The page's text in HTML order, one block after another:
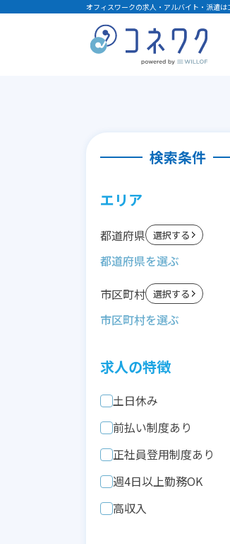
オフィスワークの求人・アルバイト・派遣は
検索条件
エリア
都道府県 選択する
市区町村 選択する
求人の特徴
土日休み
前払い制度あり
正社員登用制度あり
週4日以上勤務OK
高収入